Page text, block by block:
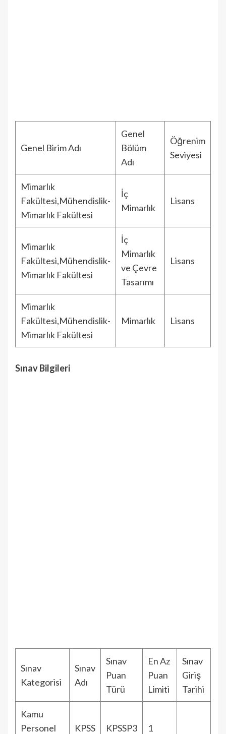
Genel Birim Adı
Genel
Bölüm
Adı
Öğrenim
Seviyesi
Mimarlık
Fakültesi,Mühendislik-
Mimarlık Fakültesi
İç
Mimarlık
Lisans
Mimarlık
Fakültesi,Mühendislik-
Mimarlık Fakültesi
İç
Mimarlık
ve Çevre
Tasarımı
Lisans
Mimarlık
Fakültesi,Mühendislik-
Mimarlık Fakültesi
Mimarlık Lisans
Sınav Bilgileri
Sınav
Kategorisi
Sınav
Adı
Sınav
Puan
Türü
En Az
Puan
Limiti
Sınav
Giriş
Tarihi
Kamu
Personel
KPSS KPSSP3 1